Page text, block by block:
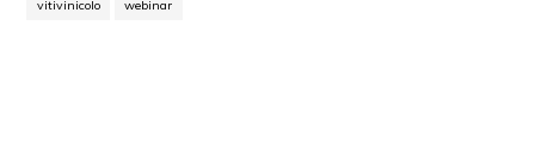
vitivinicolo webinar